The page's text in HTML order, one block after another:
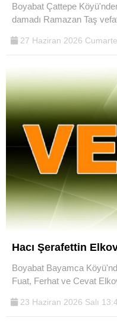
Boyabat Çattepe
damadı Ramazan Taş
27 Haziran 2026
Hacı Şerafettin
Boyabat Bayamca
Fuat, Ferhat ve Cevat
23 Haziran 2026 Salı